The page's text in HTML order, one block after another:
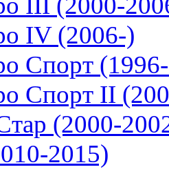
IV (2006-)
Спорт
Спорт II
(2000-
2015)